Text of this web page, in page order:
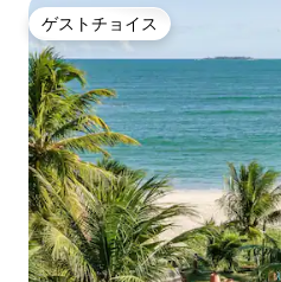
ゲストチョイス
ゲストチョイス